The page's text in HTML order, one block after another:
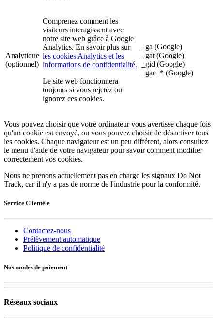
Analytique
(optionnel)
Comprenez comment les
visiteurs interagissent avec
notre site web grâce à Google
Analytics. En savoir plus sur
les cookies Analytics et les
informations de confidentialité.
Le site web fonctionnera
toujours si vous rejetez ou
ignorez ces cookies.
_ga (Google)
_gat (Google)
_gid (Google)
_gac_* (Google)
Vous pouvez choisir que votre ordinateur vous avertisse chaque fois
qu'un cookie est envoyé, ou vous pouvez choisir de désactiver tous
les cookies. Chaque navigateur est un peu différent, alors consultez
le menu d'aide de votre navigateur pour savoir comment modifier
correctement vos cookies.
Nous ne prenons actuellement pas en charge les signaux Do Not
Track, car il n'y a pas de norme de l'industrie pour la conformité.
Service Clientèle
Contactez-nous
Prélèvement automatique
Politique de confidentialité
Nos modes de paiement
Réseaux sociaux